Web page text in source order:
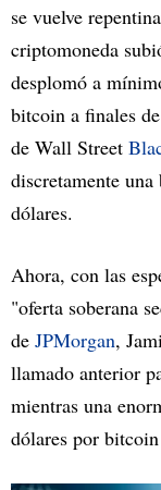
se vuelve
criptomoneda
desplomó a
bitcoin a finales
de Wall Street
discretamente
dólares.
Ahora, con las
"oferta soberana
de JPMorgan,
llamado anterior
mientras una
dólares por bitcoin